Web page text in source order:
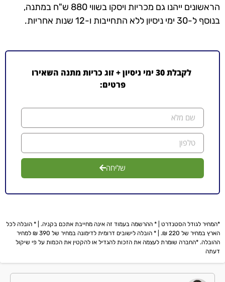
הראשונים ייהנו גם מכריות ויסקו בשווי 880 ש"ח במתנה,
בנוסף ל-30 ימי ניסיון ללא התחייבות ו-12 שנות אחריות.
לקבלת 30 ימי ניסיון + זוג כריות מתנה השאירו
פרטים:
שליחה
*המחיר לגודל הסטנדרט | * ההרשמה בעמוד זה אינה מחייבת אתכם בקניה. | * הובלה לכל
הארץ במחיר של 220 ₪. | * הובלה לישובים דרומית לדימונה במחיר של 390 ₪ למחיר
ההובלה. *החברה שומרת לעצמה את הזכות להגדיל או להקטין את הכמות על פי שיקול
דעתה